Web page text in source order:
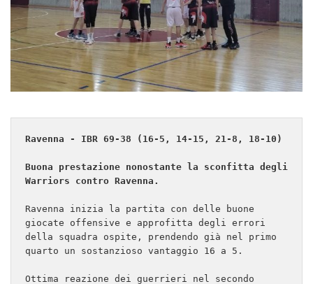
Ravenna - IBR 69-38 (16-5, 14-15, 21-8, 18-10)
Buona prestazione nonostante la sconfitta degli
Warriors contro Ravenna.
Ravenna inizia la partita con delle buone
giocate offensive e approfitta degli errori
della squadra ospite, prendendo già nel primo
quarto un sostanzioso vantaggio 16 a 5.
Ottima reazione dei guerrieri nel secondo